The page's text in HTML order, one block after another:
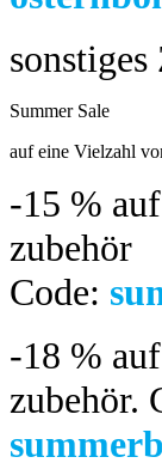
Summer Sale
auf eine Vielzahl
-15 %
zubehör
Code:
-18 %
zubehör.